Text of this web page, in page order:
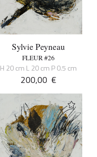
Sylvie Peyneau
FLEUR #26
H 20 cm L 20 cm P 0.5 cm
200,00 €